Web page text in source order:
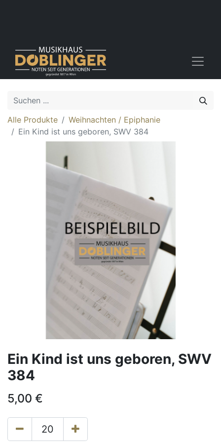
Alle Produkte
Weihnachten / Epiphanie
Ein Kind ist uns geboren, SWV 384
Ein Kind ist uns geboren, SWV
384
5,00 €